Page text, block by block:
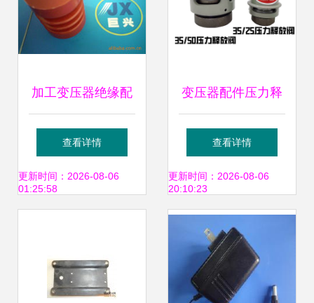
加工变压器绝缘配
件 品质、定制与一
站式采购之道
查看详情
更新时间：2026-08-06
01:25:58
变压器配件压力释
放阀 守护电力油浸
式变压器安全的关
键装置
查看详情
更新时间：2026-08-06
20:10:23